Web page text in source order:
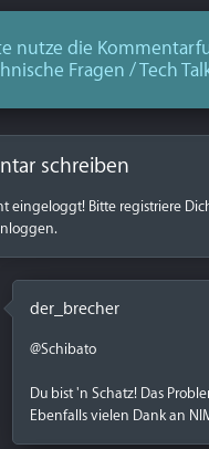
nutze die
Fragen / Tech
schreiben
eingeloggt! Bitte registriere
der_brecher
@Schibato
Du bist 'n Schatz! Das
Ebenfalls vielen Dank an